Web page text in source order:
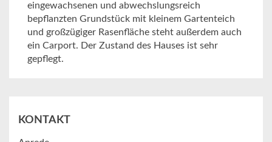
eingewachsenen und abwechslungsreich
bepflanzten Grundstück mit kleinem Gartenteich
und großzügiger Rasenfläche steht außerdem auch
ein Carport. Der Zustand des Hauses ist sehr
gepflegt.
KONTAKT